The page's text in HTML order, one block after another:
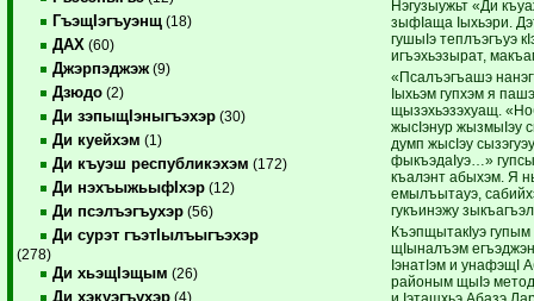
ГъэщIэгъуэнщ (18)
ДАХ (60)
Джэрпэджэж (9)
Дзюдо (2)
Ди зэпыщIэныгъэхэр (30)
Ди куейхэм (1)
Ди къуэш республикэхэм (172)
Ди нэхъыжьыфIхэр (12)
Ди псэлъэгъухэр (56)
Ди сурэт гъэтIылъыгъэхэр
(278)
Ди хьэщIэщым (26)
Ди хэкуэгъухэр (4)
Нэгузыужьт «Ди
зыфIаща Iыхьэри.
гушыIэ теплъэгъуэ
игъэхьэзырат,
«Псалъэгъашэ
Iыхьэм гупхэм я
щызэхьэзэхуащ.
жысIэнур жызмыIэу
думп жысIэу
фыкъэдаIуэ…»
къалэнт абыхэм. Я
емылъытауэ,
гукъинэжу
КъэпщытакIуэ
щIыналъэм
IэнатIэм и унафэщI
районым щыIэ